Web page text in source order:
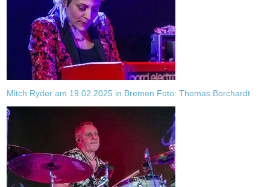
Mitch Ryder am 19.02.2025 in Bremen Foto: Thomas Borchardt